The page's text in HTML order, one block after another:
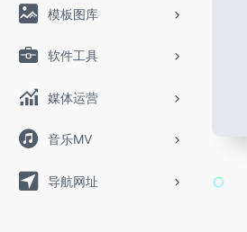
模板图库
软件工具
媒体运营
音乐MV
导航网址